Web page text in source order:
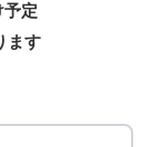
予定
ます